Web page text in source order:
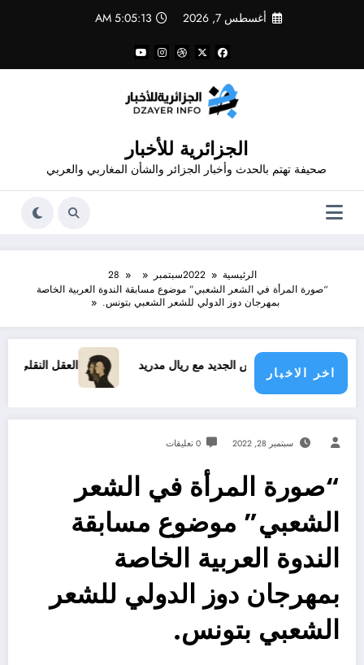
أغسطس 7, 2026 5:05:14 AM
الجزائرية للأخبار
صحيفة تهتم بالحدث وأخبار الجزائر والشأن المغاربي والعربي
الرئيسية 2022سبتمبر
28
“صورة المرأة في الشعر الشعبي” موضوع مسابقة الندوة العربية الخاصة
بمهرجان دوز الدولي للشعر الشعبي بتونس.
اخر الاخبار
عقد فينيسيوس الجديد مع ريال مدريد العقل النقلي لا يبدع
سبتمبر 28, 2022 0 تعليقات
“صورة المرأة في الشعر
الشعبي” موضوع مسابقة
الندوة العربية الخاصة
بمهرجان دوز الدولي للشعر
الشعبي بتونس.